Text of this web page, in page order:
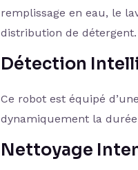
remplissage en eau, le
distribution de détergent.
Détection
Ce robot est équipé
dynamiquement la
Nettoyage